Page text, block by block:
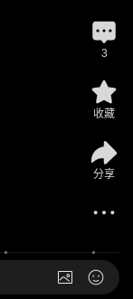
3
收藏
分享